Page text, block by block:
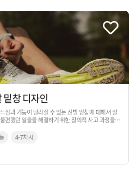
밑창 디자인
낌과 기능이 달라질 수 있는 신발 밑창에 대해서 알
편했던 일들을 해결하기 위한 창의적 사고 과정을
4-7차시